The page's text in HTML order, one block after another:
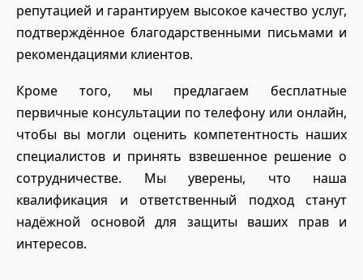
репутацией и гарантируем высокое качество услуг,
подтверждённое благодарственными письмами и
рекомендациями клиентов.
Кроме того, мы предлагаем бесплатные
первичные консультации по телефону или онлайн,
чтобы вы могли оценить компетентность наших
специалистов и принять взвешенное решение о
сотрудничестве. Мы уверены, что наша
квалификация и ответственный подход станут
надёжной основой для защиты ваших прав и
интересов.